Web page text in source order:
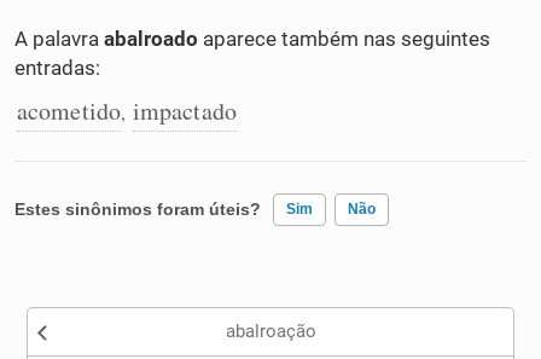
Cata-letras
A palavra abalroado aparece também nas seguintes
entradas:
acometido, impactado
Estes sinônimos foram úteis? Sim Não
Nenhum dos sinônimos apresentados me ajudou
abalroação